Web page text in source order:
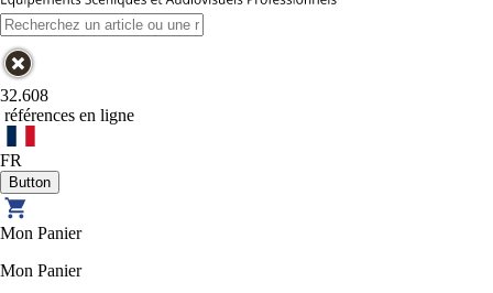
32.608
références en ligne
FR
Mon Panier
Mon Panier